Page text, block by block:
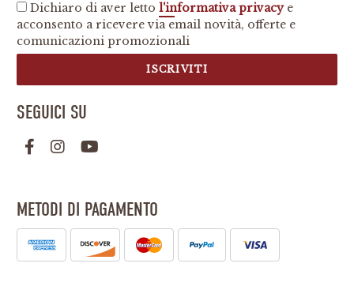
Dichiaro di aver letto l'informativa privacye
acconsento a ricevere via email novità, offerte e
comunicazioni promozionali
ISCRIVITI
SEGUICI SU
METODI DI PAGAMENTO